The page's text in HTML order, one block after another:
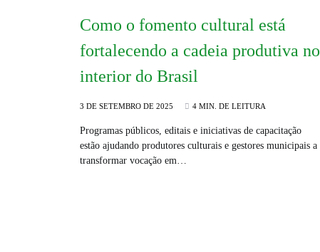
Como o fomento cultural está
fortalecendo a cadeia produtiva no
interior do Brasil
3 DE SETEMBRO DE 2025 4 MIN. DE LEITURA
Programas públicos, editais e iniciativas de capacitação
estão ajudando produtores culturais e gestores municipais a
transformar vocação em…